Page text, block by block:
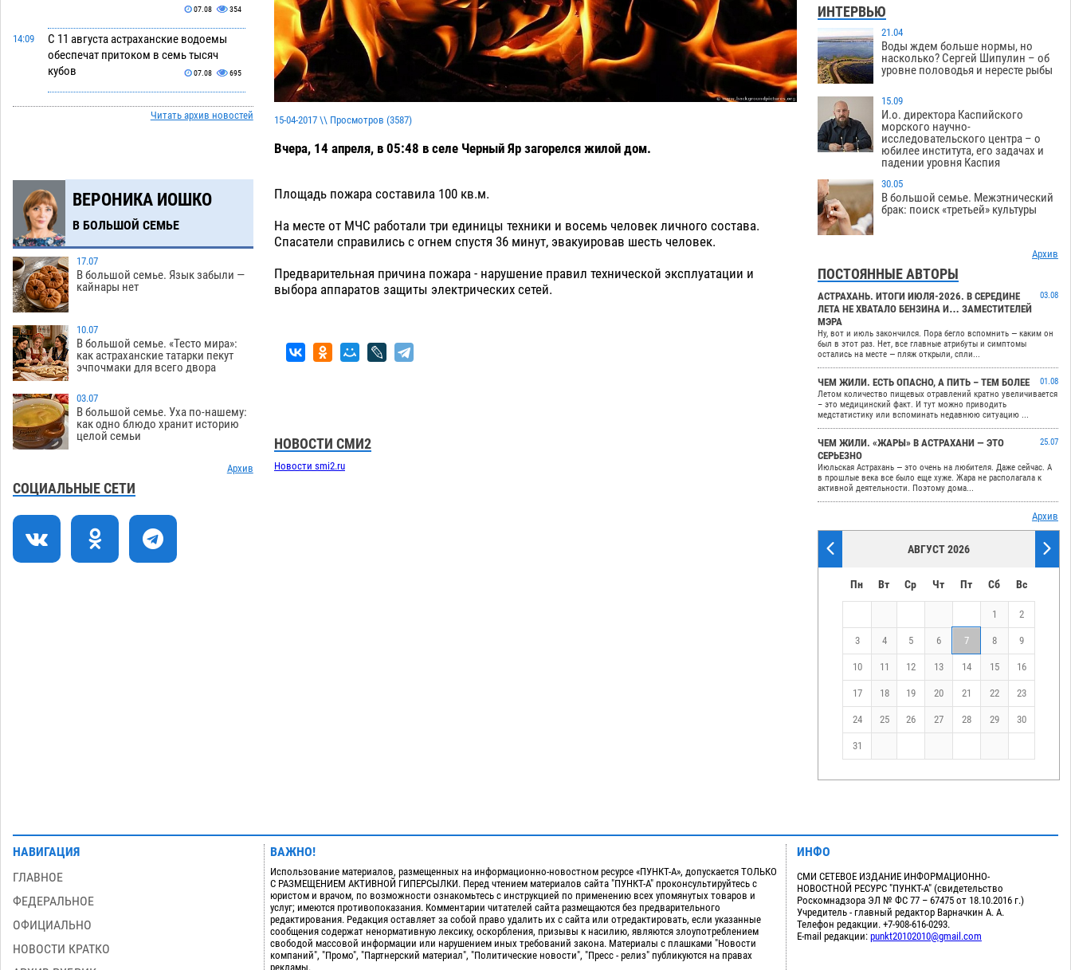
07.08 354
14:09
С 11 августа астраханские водоемы
обеспечат притоком в семь тысяч
кубов
07.08 695
Астраханский аэропорт попробует
отбиться от ворон в апелляционном
древнюю помойку
11:58
В Астрахани подросток угнал
мотоцикл и похитил чужие мобильник
с банковскими картами
07.08 337
11:20
Астраханцев ждут на парковом газоне
с призами и эрмитажными котами
10:43
Астраханский суд встал на сторону
МЧС в споре за возврат униформы
07.08
10:02
На Всероссийской Спартакиаде
астраханские гандболисты уступили
казанским «драконам»
Краснодарской в Астрахани
08:47
Астраханский суд оценил четыре удара
по голове полицейского в сто тысяч
рублей
Читать архив новостей
ВЕРОНИКА ИОШКО
В БОЛЬШОЙ СЕМЬЕ
17.07
В большой семье. Язык забыли —
кайнары нет
10.07
В большой семье. «Тесто мира»:
как астраханские татарки пекут
эчпочмаки для всего двора
03.07
В большой семье. Уха по-нашему:
как одно блюдо хранит историю
целой семьи
Архив
СОЦИАЛЬНЫЕ СЕТИ
15-04-2017 \\ Просмотров (3587)
Вчера, 14 апреля, в 05:48 в селе Черный Яр загорелся жилой дом.
Площадь пожара составила 100 кв.м.
На месте от МЧС работали три единицы техники и восемь человек личного состава.
Спасатели справились с огнем спустя 36 минут, эвакуировав шесть человек.
Предварительная причина пожара - нарушение правил технической эксплуатации и
выбора аппаратов защиты электрических сетей.
НОВОСТИ СМИ2
Новости smi2.ru
ИНТЕРВЬЮ
21.04
Воды ждем больше нормы, но
насколько? Сергей Шипулин – об
уровне половодья и нересте рыбы
15.09
И.о. директора Каспийского
морского научно-
исследовательского центра – о
юбилее института, его задачах и
падении уровня Каспия
30.05
В большой семье. Межэтнический
брак: поиск «третьей» культуры
Архив
ПОСТОЯННЫЕ АВТОРЫ
АСТРАХАНЬ. ИТОГИ ИЮЛЯ-2026. В СЕРЕДИНЕ
ЛЕТА НЕ ХВАТАЛО БЕНЗИНА И… ЗАМЕСТИТЕЛЕЙ
МЭРА
03.08
Ну, вот и июль закончился. Пора бегло вспомнить — каким он
был в этот раз. Нет, все главные атрибуты и симптомы
остались на месте — пляж открыли, спли...
ЧЕМ ЖИЛИ. ЕСТЬ ОПАСНО, А ПИТЬ – ТЕМ БОЛЕЕ
01.08
Летом количество пищевых отравлений кратно увеличивается
– это медицинский факт. И тут можно приводить
медстатистику или вспоминать недавнюю ситуацию ...
ЧЕМ ЖИЛИ. «ЖАРЫ» В АСТРАХАНИ — ЭТО
СЕРЬЕЗНО
25.07
Июльская Астрахань — это очень на любителя. Даже сейчас. А
в прошлые века все было еще хуже. Жара не располагала к
активной деятельности. Поэтому дома...
Архив
АВГУСТ 2026
Пн Вт Ср Чт Пт Сб Вс
1 2
3 4 5 6 7 8 9
10 11 12 13 14 15 16
17 18 19 20 21 22 23
24 25 26 27 28 29 30
31
НАВИГАЦИЯ
ГЛАВНОЕ
ФЕДЕРАЛЬНОЕ
ОФИЦИАЛЬНО
НОВОСТИ КРАТКО
ВАЖНО!
Использование материалов, размещенных на информационно-новостном ресурсе «ПУНКТ-А», допускается ТОЛЬКО
С РАЗМЕЩЕНИЕМ АКТИВНОЙ ГИПЕРСЫЛКИ. Перед чтением материалов сайта "ПУНКТ-А" проконсультируйтесь с
юристом и врачом, по возможности ознакомьтесь с инструкцией по применению всех упомянутых товаров и
услуг; имеются противопоказания. Комментарии читателей сайта размещаются без предварительного
редактирования. Редакция оставляет за собой право удалить их с сайта или отредактировать, если указанные
сообщения содержат ненормативную лексику, оскорбления, призывы к насилию, являются злоупотреблением
свободой массовой информации или нарушением иных требований закона. Материалы с плашками "Новости
компаний", "Промо", "Партнерский материал", "Политические новости", "Пресс - релиз" публикуются на правах
рекламы.
ИНФО
СМИ СЕТЕВОЕ ИЗДАНИЕ ИНФОРМАЦИОННО-
НОВОСТНОЙ РЕСУРС "ПУНКТ-А" (свидетельство
Роскомнадзора ЭЛ № ФС 77 – 67475 от 18.10.2016 г.)
Учредитель - главный редактор Варначкин А. А.
Телефон редакции. +7-908-616-0293.
E-mail редакции: punkt20102010@gmail.com